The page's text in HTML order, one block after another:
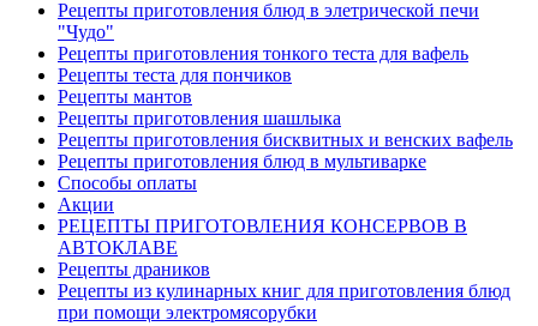
Рецепты приготовления блюд в элетрической печи
"Чудо"
Рецепты приготовления тонкого теста для вафель
Рецепты теста для пончиков
Рецепты мантов
Рецепты приготовления шашлыка
Рецепты приготовления бисквитных и венских вафель
Рецепты приготовления блюд в мультиварке
Способы оплаты
Акции
РЕЦЕПТЫ ПРИГОТОВЛЕНИЯ КОНСЕРВОВ В
АВТОКЛАВЕ
Рецепты драников
Рецепты из кулинарных книг для приготовления блюд
при помощи электромясорубки